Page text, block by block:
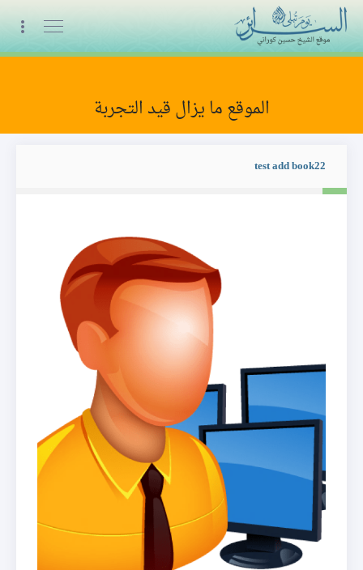
البث المباشر
الموقع ما يزال قيد التجربةمكتبة الكتب : تأليف
test add book22